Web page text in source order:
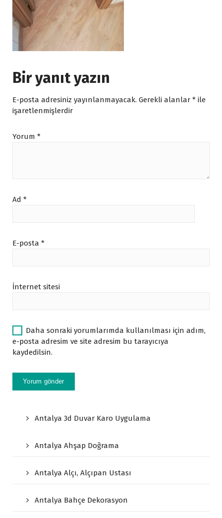
Bir yanıt yazın
E-posta adresiniz yayınlanmayacak. Gerekli alanlar * ile
işaretlenmişlerdir
Yorum *
Ad *
E-posta *
İnternet sitesi
Daha sonraki yorumlarımda kullanılması için adım,
e-posta adresim ve site adresim bu tarayıcıya
kaydedilsin.
Antalya 3d Duvar Karo Uygulama
Antalya Ahşap Doğrama
Antalya Alçı, Alçıpan Ustası
Antalya Bahçe Dekorasyon